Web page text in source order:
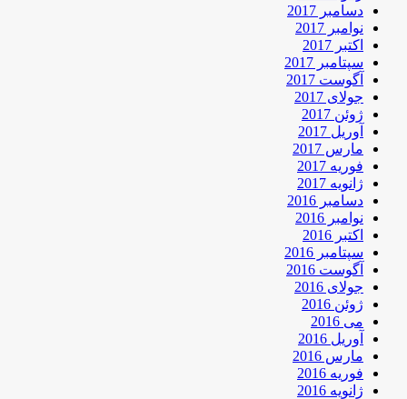
دسامبر 2017
نوامبر 2017
اکتبر 2017
سپتامبر 2017
آگوست 2017
جولای 2017
ژوئن 2017
آوریل 2017
مارس 2017
فوریه 2017
ژانویه 2017
دسامبر 2016
نوامبر 2016
اکتبر 2016
سپتامبر 2016
آگوست 2016
جولای 2016
ژوئن 2016
می 2016
آوریل 2016
مارس 2016
فوریه 2016
ژانویه 2016